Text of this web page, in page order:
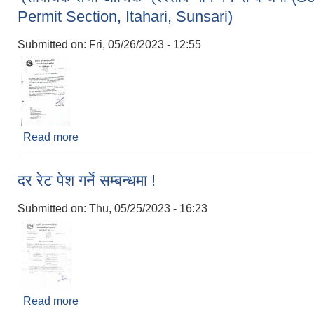
Permit Section, Itahari, Sunsari)
Submitted on: Fri, 05/26/2023 - 12:55
Read more
दर रेट पेश गर्ने सम्बन्धमा !
Submitted on: Thu, 05/25/2023 - 16:23
Read more